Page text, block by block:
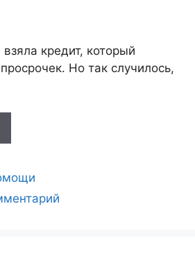
кредит, который
Но так случилось,